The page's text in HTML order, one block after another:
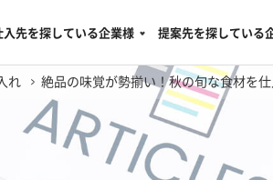
入先を探している企業様 提案先を探している
れ 絶品の味覚が勢揃い！秋の旬な食材を